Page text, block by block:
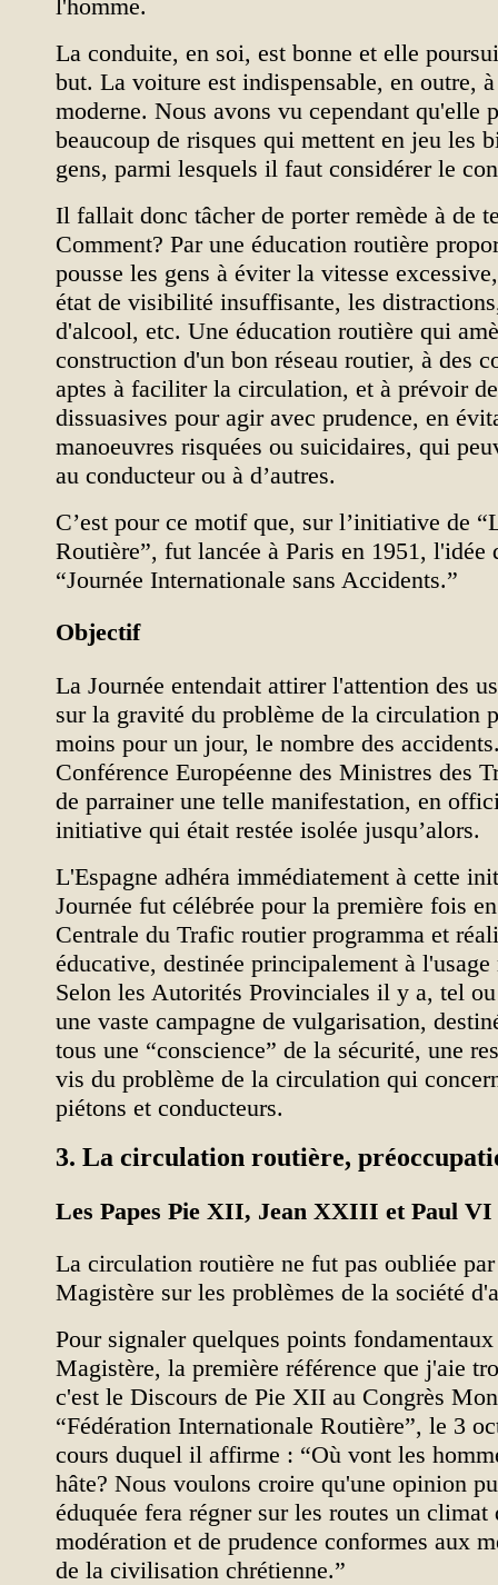
l'homme.
La conduite, en soi, est bonne et elle
but. La voiture est indispensable, en outre,
moderne. Nous avons vu cependant qu'elle
beaucoup de risques qui mettent en jeu les
gens, parmi lesquels il faut considérer le
Il fallait donc tâcher de porter remède à de
Comment? Par une éducation routière
pousse les gens à éviter la vitesse
état de visibilité insuffisante, les
d'alcool, etc. Une éducation routière qui
construction d'un bon réseau routier, à des
aptes à faciliter la circulation, et à prévoir
dissuasives pour agir avec prudence, en
manoeuvres risquées ou suicidaires, qui
au conducteur ou à d’autres.
C’est pour ce motif que, sur l’initiative de
Routière”, fut lancée à Paris en 1951, l'idée
“Journée Internationale sans Accidents.”
Objectif
La Journée entendait attirer l'attention des
sur la gravité du problème de la circulation
moins pour un jour, le nombre des
Conférence Européenne des Ministres des
de parrainer une telle manifestation, en
initiative qui était restée isolée jusqu’alors.
L'Espagne adhéra immédiatement à cette
Journée fut célébrée pour la première fois
Centrale du Trafic routier programma et
éducative, destinée principalement à
Selon les Autorités Provinciales il y a, tel
une vaste campagne de vulgarisation,
tous une “conscience” de la sécurité, une
vis du problème de la circulation qui
piétons et conducteurs.
3. La circulation routière,
Les Papes Pie XII, Jean XXIII et Paul VI
La circulation routière ne fut pas oubliée
Magistère sur les problèmes de la société
Pour signaler quelques points fondamentaux
Magistère, la première référence que j'aie
c'est le Discours de Pie XII au Congrès
“Fédération Internationale Routière”, le 3
cours duquel il affirme : “Où vont les
hâte? Nous voulons croire qu'une opinion
éduquée fera régner sur les routes un
modération et de prudence conformes aux
de la civilisation chrétienne.”